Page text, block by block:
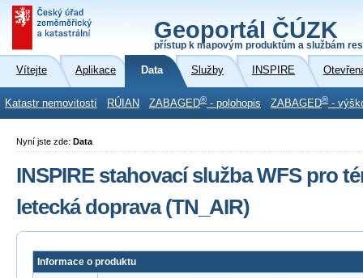
Geoportál ČÚZK
přístup k mapovým produktům a službám
Vítejte Aplikace Data Služby INSPIRE
Katastr nemovitostí RÚIAN ZABAGED® - polohopis ZABAGED® -
Nyní jste zde: Data
INSPIRE stahovací služba WFS pro
letecká doprava (TN_AIR)
Informace o produktu